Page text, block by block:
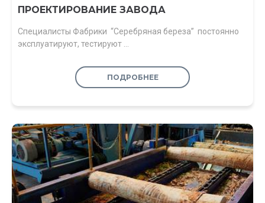
ПРОЕКТИРОВАНИЕ ЗАВОДА
Специалисты Фабрики “Серебряная береза” постоянно
эксплуатируют, тестируют …
ПОДРОБНЕЕ